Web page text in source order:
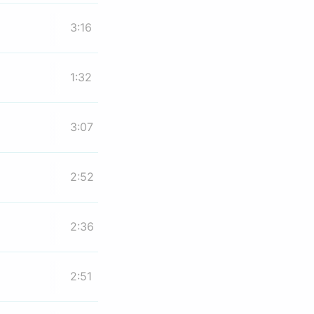
3:16
1:32
3:07
2:52
2:36
2:51